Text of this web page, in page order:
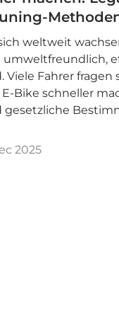
weltweit
umweltfreundlich,
Fahrer fragen
Bike schneller
gesetzliche
2025